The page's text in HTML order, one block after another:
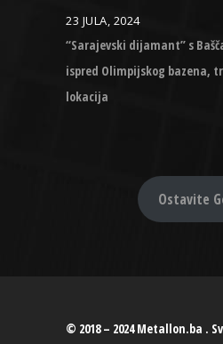
23 JULA, 2024
“Sarajevski dijamant” s
ispred Olimpijskog bazena,
lokacija
Ostavite
© 2018 – 2024 Metallon.ba .